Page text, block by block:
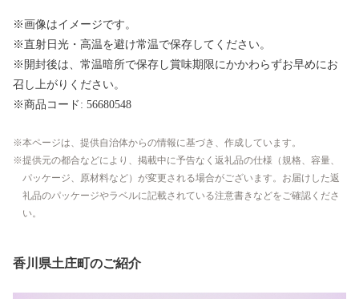
※画像はイメージです。
※直射日光・高温を避け常温で保存してください。
※開封後は、常温暗所で保存し賞味期限にかかわらずお早めにお
召し上がりください。
※商品コード: 56680548
本ページは、提供自治体からの情報に基づき、作成しています。
提供元の都合などにより、掲載中に予告なく返礼品の仕様（規格、容量、
パッケージ、原材料など）が変更される場合がございます。お届けした返
礼品のパッケージやラベルに記載されている注意書きなどをご確認くださ
い。
香川県土庄町のご紹介